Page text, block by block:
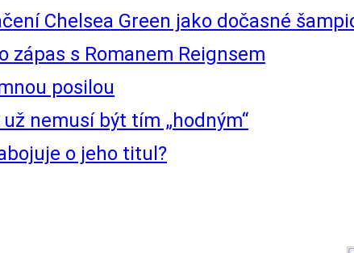
Chelsea Green jako dočasné
zápas s Romanem Reignsem
posilou
nemusí být tím „hodným“
o jeho titul?